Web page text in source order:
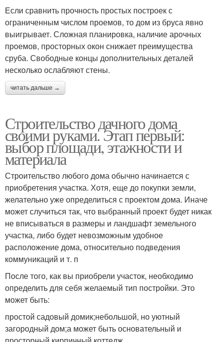
Если сравнить прочность простых построек с
ограниченным числом проемов, то дом из бруса явно
выигрывает. Сложная планировка, наличие арочных
проемов, просторных окон снижает преимущества
сруба. Свободные концы дополнительных деталей
несколько ослабляют стены.
читать дальше →
Строительство дачного дома
своими руками. Этап первый:
выбор площади, этажности и
материала
Строительство любого дома обычно начинается с
приобретения участка. Хотя, еще до покупки земли,
желательно уже определиться с проектом дома. Иначе
может случиться так, что выбранный проект будет никак
не вписываться в размеры и ландшафт земельного
участка, либо будет невозможным удобное
расположение дома, относительно подведения
коммуникаций и т. п
После того, как вы приобрели участок, необходимо
определить для себя желаемый тип постройки. Это
может быть:
простой садовый домик;небольшой, но уютный
загородный дом;а может быть основательный и